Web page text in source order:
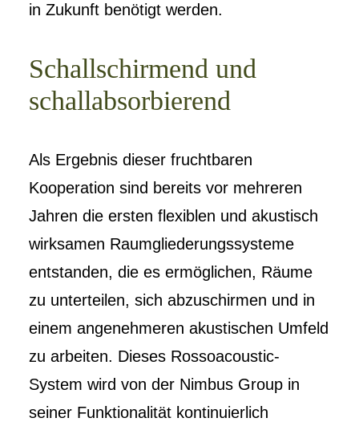
in Zukunft benötigt werden.
Schallschirmend und
schallabsorbierend
Als Ergebnis dieser fruchtbaren
Kooperation sind bereits vor mehreren
Jahren die ersten flexiblen und akustisch
wirksamen Raumgliederungssysteme
entstanden, die es ermöglichen, Räume
zu unterteilen, sich abzuschirmen und in
einem angenehmeren akustischen Umfeld
zu arbeiten. Dieses Rossoacoustic-
System wird von der Nimbus Group in
seiner Funktionalität kontinuierlich